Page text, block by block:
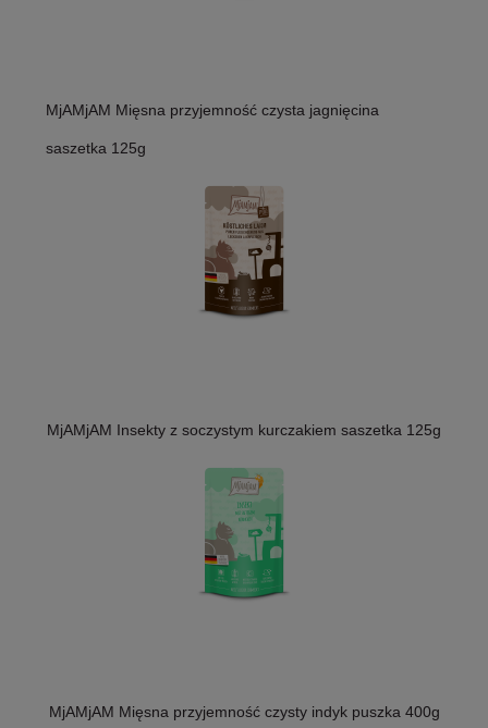
MjAMjAM Mięsna przyjemność czysta jagnięcina
saszetka 125g
MjAMjAM Insekty z soczystym kurczakiem saszetka 125g
MjAMjAM Mięsna przyjemność czysty indyk puszka 400g